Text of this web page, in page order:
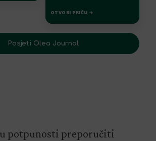
OTVORI PRIČU →
Posjeti Olea Journal
potpunosti preporučiti